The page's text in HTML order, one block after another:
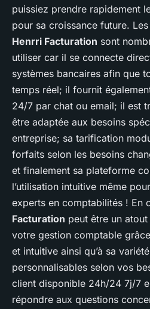
puissiez prendre rapidement
pour sa croissance future.
Henrri Facturation sont
utiliser car il se connecte
systèmes bancaires afin que
temps réel; il fournit
24/7 par chat ou email; il est
être adaptée aux besoins
entreprise; sa tarification
forfaits selon les besoins
et finalement sa plateforme
l’utilisation intuitive même
experts en comptabilités ! En
Facturation peut être un
votre gestion comptable
et intuitive ainsi qu’à sa
personnalisables selon vos
client disponible 24h/24 7j/7
répondre aux questions